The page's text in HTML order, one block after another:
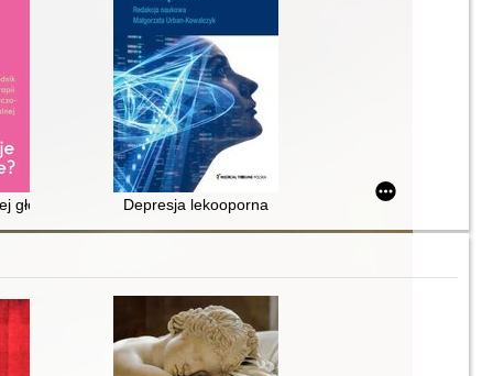
oparty na terapii poznawczo-behawioralnej : poradnik z
głowie? : przewodnik po terapii poznawczo-behawioralnej
Depresja lekooporna